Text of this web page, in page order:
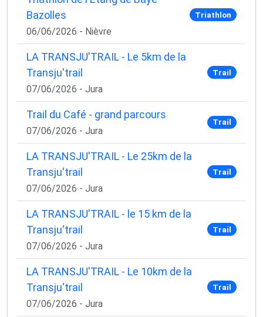
Bazolles
06/06/2026 - Nièvre
Triathlon
LA TRANSJU'TRAIL - Le 5km de la
Transju'trail
07/06/2026 - Jura
Trail
Trail du Café - grand parcours
07/06/2026 - Jura
Trail
LA TRANSJU'TRAIL - Le 25km de la
Transju'trail
07/06/2026 - Jura
Trail
LA TRANSJU'TRAIL - le 15 km de la
Transju'trail
07/06/2026 - Jura
Trail
LA TRANSJU'TRAIL - Le 10km de la
Transju'trail
07/06/2026 - Jura
Trail